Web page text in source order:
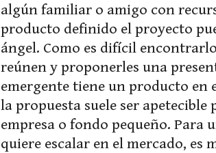
algún familiar o amigo con
producto definido el proyecto
ángel. Como es difícil
reúnen y proponerles una
emergente tiene un producto en
la propuesta suele ser
empresa o fondo pequeño. Para
quiere escalar en el mercado, es